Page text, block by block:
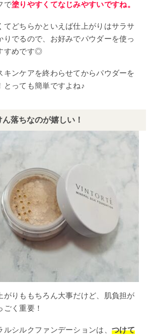
で塗りやすくてなじみやすいですね。
てどちらかといえば仕上がりはサラサ
りでるので、お好みでパウダーを使っ
すめです◎
キンケアを終わらせてからパウダーを
とっても簡単ですよね♪
落ちなのが嬉しい！
がりももちろん大事だけど、肌負担が
く重要！
シルクファンデーションは、 つけて